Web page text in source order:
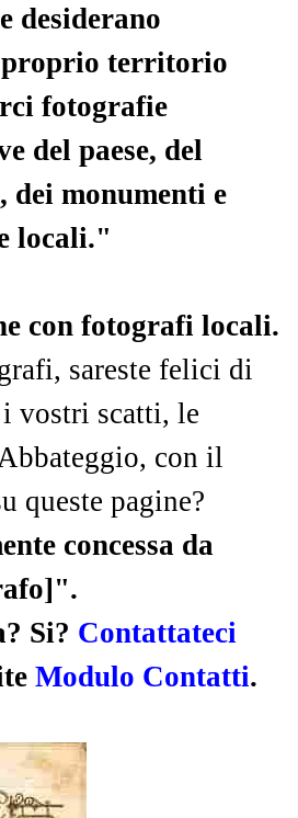
desiderano
territorio
fotografie
del paese, del
dei monumenti e
locali."
con fotografi locali.
sareste felici di
vostri scatti, le
con il
queste pagine?
concessa da
Si? Contattateci
Modulo Contatti.